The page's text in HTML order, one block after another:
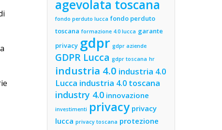
agevolata toscana
fondo perduto lucca fondo perduto
toscana formazione 4.0 lucca garante
privacy gdpr gdpr aziende
GDPR Lucca gdpr toscana hr
industria 4.0 industria 4.0
Lucca industria 4.0 toscana
industry 4.0 innovazione
investimenti privacy privacy
lucca privacy toscana protezione